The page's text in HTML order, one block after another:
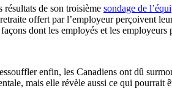
de son troisième sondage de
offert par l’employeur perçoivent
dont les employés et les
enfin, les Canadiens ont dû
mais elle révèle aussi ce qui